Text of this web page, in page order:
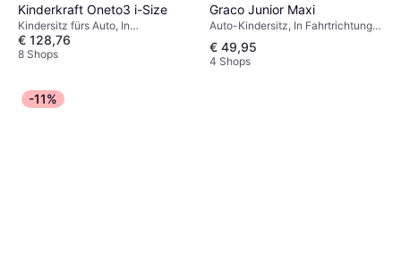
Kinderkraft Oneto3 i-Size
Kindersitz fürs Auto, In
Fahrtrichtung, i-Size, ECE R44,
Waschbarer Bezug, Verstellbare
(ASIP)
€ 128,76
8 Shops
Graco Junior Maxi
Auto-Kindersitz, In Fahrtrichtung,
UN R129, i-Size, ECE R44,
Seitlicher Aufprallschutz (ASIP),
Waschbarer Bezug, Verstellbare
€ 49,95
4 Shops
-11%